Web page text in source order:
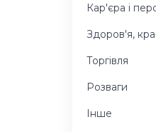
Кар'єра і
Здоров'я,
Торгівля
Розваги
Інше